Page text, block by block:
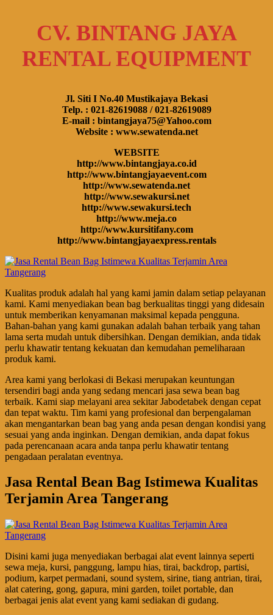
CV. BINTANG JAYA
RENTAL EQUIPMENT
Jl. Siti I No.40 Mustikajaya Bekasi
Telp. : 021-82619088 / 021-82619089
E-mail : bintangjaya75@Yahoo.com
Website : www.sewatenda.net
WEBSITE
http://www.bintangjaya.co.id
http://www.bintangjayaevent.com
http://www.sewatenda.net
http://www.sewakursi.net
http://www.sewakursi.tech
http://www.meja.co
http://www.kursitifany.com
http://www.bintangjayaexpress.rentals
Kualitas produk adalah hal yang kami jamin dalam setiap pelayanan
kami. Kami menyediakan bean bag berkualitas tinggi yang didesain
untuk memberikan kenyamanan maksimal kepada pengguna.
Bahan-bahan yang kami gunakan adalah bahan terbaik yang tahan
lama serta mudah untuk dibersihkan. Dengan demikian, anda tidak
perlu khawatir tentang kekuatan dan kemudahan pemeliharaan
produk kami.
Area kami yang berlokasi di Bekasi merupakan keuntungan
tersendiri bagi anda yang sedang mencari jasa sewa bean bag
terbaik. Kami siap melayani area sekitar Jabodetabek dengan cepat
dan tepat waktu. Tim kami yang profesional dan berpengalaman
akan mengantarkan bean bag yang anda pesan dengan kondisi yang
sesuai yang anda inginkan. Dengan demikian, anda dapat fokus
pada perencanaan acara anda tanpa perlu khawatir tentang
pengadaan peralatan eventnya.
Jasa Rental Bean Bag Istimewa Kualitas
Terjamin Area Tangerang
Disini kami juga menyediakan berbagai alat event lainnya seperti
sewa meja, kursi, panggung, lampu hias, tirai, backdrop, partisi,
podium, karpet permadani, sound system, sirine, tiang antrian, tirai,
alat catering, gong, gapura, mini garden, toilet portable, dan
berbagai jenis alat event yang kami sediakan di gudang.